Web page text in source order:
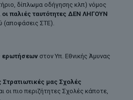
δίπλωμα οδήγησης κλπ) νόμος
οι παλιές ταυτότητες ΔΕΝ ΛΗΓΟΥΝ
(αποφάσεις ΣΤΕ).
ερωτήσεωνστον Υπ. Εθνικής Άμυνας
Στρατιωτικές μας Σχολές
οι πιο περιζήτητες Σχολές κάποτε,